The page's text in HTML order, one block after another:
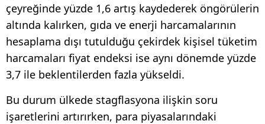
çeyreğinde yüzde 1,6 artış kaydederek öngörülerin
altında kalırken, gıda ve enerji harcamalarının
hesaplama dışı tutulduğu çekirdek kişisel tüketim
harcamaları fiyat endeksi ise aynı dönemde yüzde
3,7 ile beklentilerden fazla yükseldi.
Bu durum ülkede stagflasyona ilişkin soru
işaretlerini artırırken, para piyasalarındaki